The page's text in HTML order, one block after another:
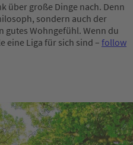
über große Dinge nach. Denn
sondern auch der
gutes Wohngefühl. Wenn du
eine Liga für sich sind – follow